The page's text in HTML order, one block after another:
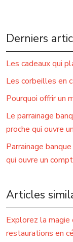
Derniers
Les cadeaux qui
Les corbeilles en
Pourquoi offrir un
Le parrainage
proche qui ouvre
Parrainage
qui ouvre un
Articles
Explorez la
restaurations en